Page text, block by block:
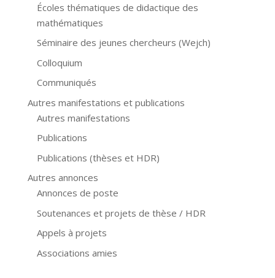
Écoles thématiques de didactique des
mathématiques
Séminaire des jeunes chercheurs (Wejch)
Colloquium
Communiqués
Autres manifestations et publications
Autres manifestations
Publications
Publications (thèses et HDR)
Autres annonces
Annonces de poste
Soutenances et projets de thèse / HDR
Appels à projets
Associations amies